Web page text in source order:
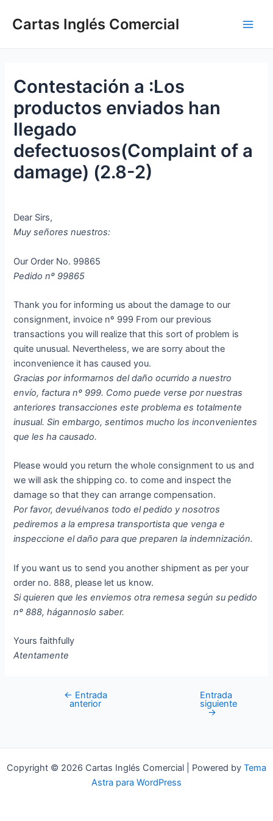
Cartas Inglés Comercial
Contestación a :Los
productos enviados han
llegado
defectuosos(Complaint of a
damage) (2.8-2)
Dear Sirs,
Muy señores nuestros:
Our Order No. 99865
Pedido nº 99865
Thank you for informing us about the damage to our
consignment, invoice nº 999 From our previous
transactions you will realize that this sort of problem is
quite unusual. Nevertheless, we are sorry about the
inconvenience it has caused you.
Gracias por informarnos del daño ocurrido a nuestro
envío, factura nº 999. Como puede verse por nuestras
anteriores transacciones este problema es totalmente
inusual. Sin embargo, sentimos mucho los inconvenientes
que les ha causado.
Please would you return the whole consignment to us and
we will ask the shipping co. to come and inspect the
damage so that they can arrange compensation.
Por favor, devuélvanos todo el pedido y nosotros
pediremos a la empresa transportista que venga e
inspeccione el daño para que preparen la indemnización.
If you want us to send you another shipment as per your
order no. 888, please let us know.
Si quieren que les enviemos otra remesa según su pedido
nº 888, hágannoslo saber.
Yours faithfully
Atentamente
Navegación
← Entrada
anterior
Entrada
siguiente
→
Copyright © 2026 Cartas Inglés Comercial | Powered by Tema
Astra para WordPress